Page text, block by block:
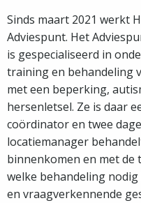
Sinds maart 2021 werkt
Adviespunt. Het
is gespecialiseerd in
training en behandeling
met een beperking,
hersenletsel. Ze is daar
coördinator en twee
locatiemanager
binnenkomen en met
welke behandeling
en vraagverkennende